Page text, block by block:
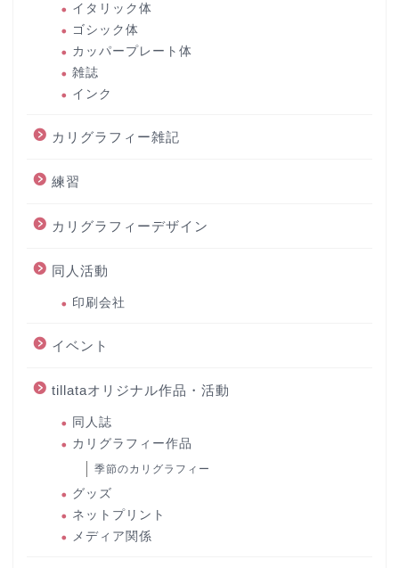
イタリック体
ゴシック体
カッパープレート体
雑誌
インク
カリグラフィー雑記
練習
カリグラフィーデザイン
同人活動
印刷会社
イベント
tillataオリジナル作品・活動
同人誌
カリグラフィー作品
季節のカリグラフィー
グッズ
ネットプリント
メディア関係